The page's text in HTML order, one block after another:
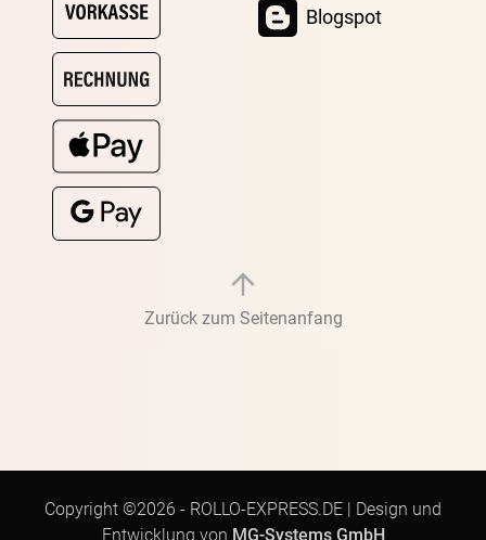
Blogspot
Zurück zum Seitenanfang
Copyright ©2026 - ROLLO-EXPRESS.DE
Design und
Entwicklung von MG-Systems GmbH